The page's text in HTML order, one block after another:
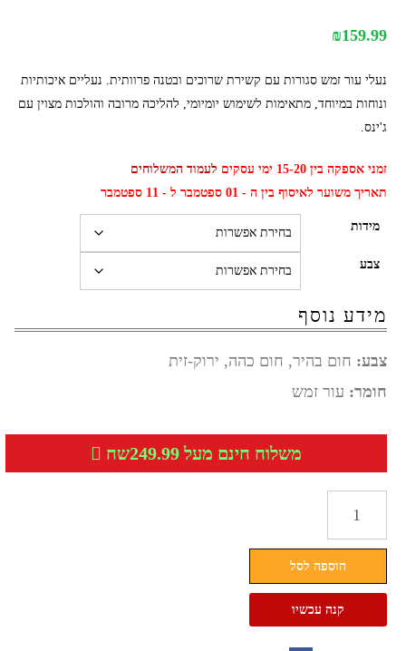
₪159.99
נעלי עור זמש סגורות עם קשירת שרוכים ובטנה פרוותית. נעליים איכותיות
ונוחות במיוחד, מתאימות לשימוש יומיומי, להליכה מרובה והולכות מצוין עם
ג'ינס.
זמני אספקה בין 15-20 ימי עסקים
לעמוד המשלוחים
תאריך משוער לאיסוף בין ה - 01 ספטמבר ל - 11 ספטמבר
מידות
צבע
מידע נוסף
צבע: חום בהיר, חום כהה, ירוק-זית
חומר: עור זמש
משלוח חינם מעל 249.99שח
מגפוני
זמש
הוספה לסל
קנה עכשיו